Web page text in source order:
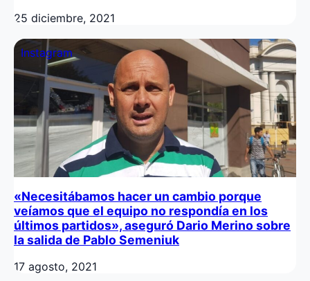
25 diciembre, 2021
Instagram
«Necesitábamos hacer un cambio porque
veíamos que el equipo no respondía en los
últimos partidos», aseguró Dario Merino sobre
la salida de Pablo Semeniuk
17 agosto, 2021